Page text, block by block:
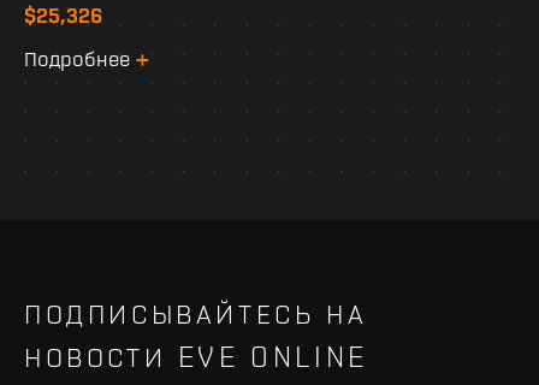
$25,326
Подробнее
ПОДПИСЫВАЙТЕСЬ НА
НОВОСТИ EVE ONLINE